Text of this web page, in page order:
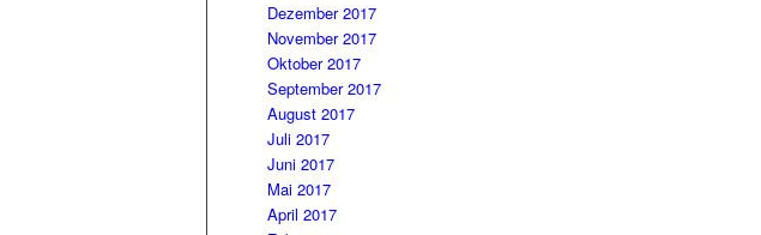
Dezember 2017
November 2017
Oktober 2017
September 2017
August 2017
Juli 2017
Juni 2017
Mai 2017
April 2017